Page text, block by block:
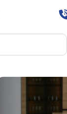
для дерева